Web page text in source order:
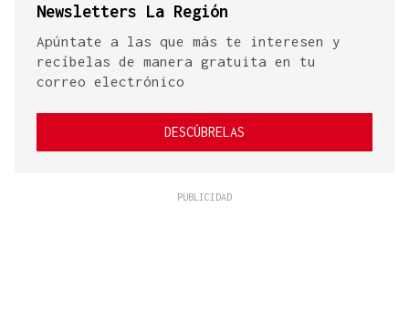
Newsletters La Región
Apúntate a las que más te interesen y
recíbelas de manera gratuita en tu
correo electrónico
DESCÚBRELAS